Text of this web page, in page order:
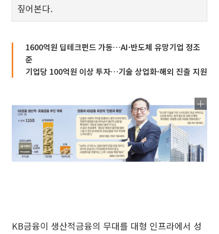
짚어본다.
1600억원 딥테크펀드 가동…AI·반도체 유망기업 정조
준
기업당 100억원 이상 투자…기술 상업화·해외 진출 지원
KB금융이 생산적금융의 무대를 대형 인프라에서 성